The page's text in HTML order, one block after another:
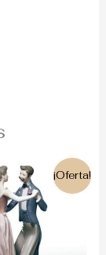
¡Oferta!
El
precio
actual
es:
490€.